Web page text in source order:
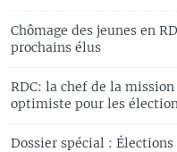
Chômage des jeunes en
prochains élus
RDC: la chef de la
optimiste pour les
Dossier spécial : Élections